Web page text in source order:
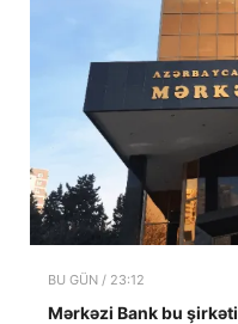
BU GÜN / 23:12
Mərkəzi Bank bu